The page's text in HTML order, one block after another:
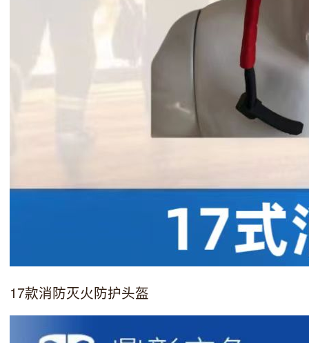
17款消防灭火防护头盔